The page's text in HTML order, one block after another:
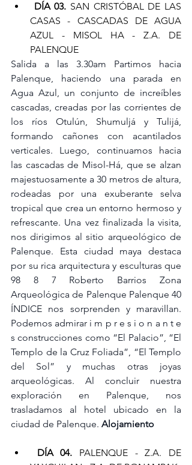
DÍA 03. SAN CRISTÓBAL DE LAS
CASAS - CASCADAS DE AGUA
AZUL - MISOL HA - Z.A. DE
PALENQUE
Salida a las 3.30am Partimos hacia
Palenque, haciendo una parada en
Agua Azul, un conjunto de increíbles
cascadas, creadas por las corrientes de
los ríos Otulún, Shumuljá y Tulijá,
formando cañones con acantilados
verticales. Luego, continuamos hacia
las cascadas de Misol-Há, que se alzan
majestuosamente a 30 metros de altura,
rodeadas por una exuberante selva
tropical que crea un entorno hermoso y
refrescante. Una vez finalizada la visita,
nos dirigimos al sitio arqueológico de
Palenque. Esta ciudad maya destaca
por su rica arquitectura y esculturas que
98 8 7 Roberto Barrios Zona
Arqueológica de Palenque Palenque 40
ÍNDICE nos sorprenden y maravillan.
Podemos admirar i m p r e s i o n a n t e
s construcciones como “El Palacio”, “El
Templo de la Cruz Foliada”, “El Templo
del Sol” y muchas otras joyas
arqueológicas. Al concluir nuestra
exploración en Palenque, nos
trasladamos al hotel ubicado en la
ciudad de Palenque. Alojamiento
DÍA 04. PALENQUE - Z.A. DE